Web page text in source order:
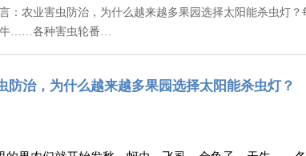
：农业害虫防治，为什么越来越多果园选择太阳能杀虫灯
牛……各种害虫轮番…
防治，为什么越来越多果园选择太阳能杀虫灯？